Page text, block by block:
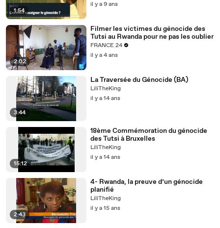
1:54
il y a 9 ans
2:02
Filmer les victimes du génocide des
Tutsi au Rwanda pour ne pas les oublier
FRANCE 24
il y a 4 ans
3:44
La Traversée du Génocide (BA)
LiliTheKing
il y a 14 ans
15:12
18ème Commémoration du génocide
des Tutsi à Bruxelles
LiliTheKing
il y a 14 ans
2:43
4- Rwanda, la preuve d’un génocide
planifié
LiliTheKing
il y a 15 ans